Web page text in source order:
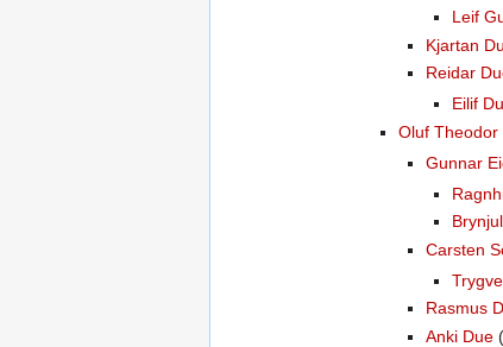
Leif
Kjartan
Reidar
Eilif
Oluf Theodor
Gunnar
Carsten
Rasmus
Anki Due